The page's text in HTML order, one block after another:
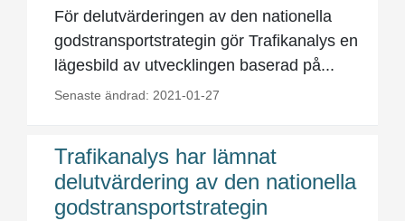
För delutvärderingen av den nationella
godstransportstrategin gör Trafikanalys en
lägesbild av utvecklingen baserad på...
Senaste ändrad: 2021-01-27
Trafikanalys har lämnat
delutvärdering av den nationella
godstransportstrategin